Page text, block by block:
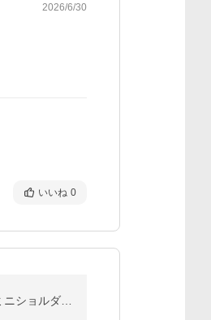
2026/6/30
いいね 0